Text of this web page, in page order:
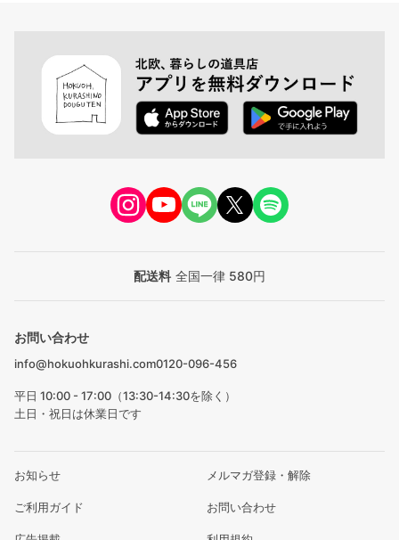
配送料 全国一律 580円
お問い合わせ
info@hokuohkurashi.com0120-096-456
平日 10:00 - 17:00（13:30-14:30を除く）
土日・祝日は休業日です
お知らせ メルマガ登録・解除
ご利用ガイド お問い合わせ